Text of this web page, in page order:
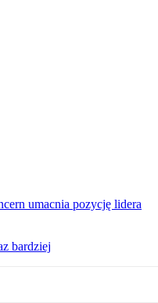
umacnia pozycję lidera
bardziej